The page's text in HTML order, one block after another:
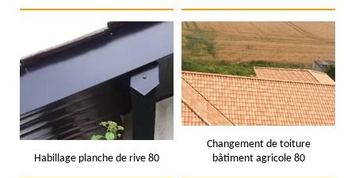
Habillage planche de rive 80
Changement de toiture
bâtiment agricole 80